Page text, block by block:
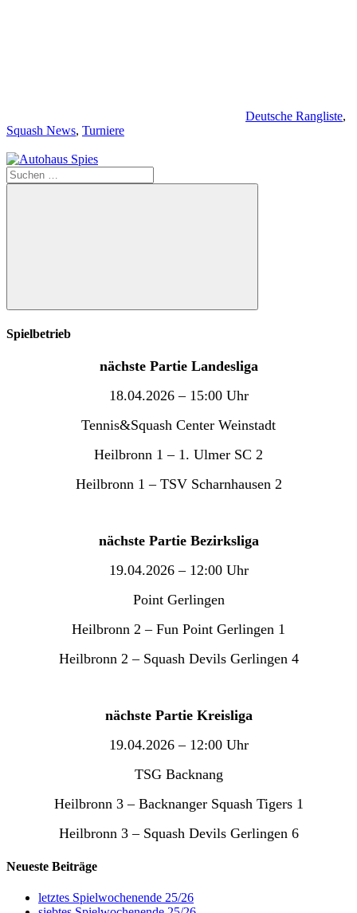
Deutsche Rangliste,
Squash News, Turniere
Suchen
nach:
Suchen
Spielbetrieb
nächste Partie Landesliga
18.04.2026 – 15:00 Uhr
Tennis&Squash Center Weinstadt
Heilbronn 1 – 1. Ulmer SC 2
Heilbronn 1 – TSV Scharnhausen 2
nächste Partie Bezirksliga
19.04.2026 – 12:00 Uhr
Point Gerlingen
Heilbronn 2 – Fun Point Gerlingen 1
Heilbronn 2 – Squash Devils Gerlingen 4
nächste Partie Kreisliga
19.04.2026 – 12:00 Uhr
TSG Backnang
Heilbronn 3 – Backnanger Squash Tigers 1
Heilbronn 3 – Squash Devils Gerlingen 6
Neueste Beiträge
letztes Spielwochenende 25/26